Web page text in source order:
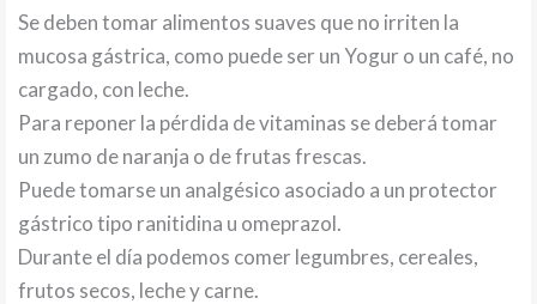
Se deben tomar alimentos suaves que no irriten la
mucosa gástrica, como puede ser un Yogur o un café, no
cargado, con leche.
Para reponer la pérdida de vitaminas se deberá tomar
un zumo de naranja o de frutas frescas.
Puede tomarse un analgésico asociado a un protector
gástrico tipo ranitidina u omeprazol.
Durante el día podemos comer legumbres, cereales,
frutos secos, leche y carne.